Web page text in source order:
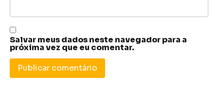
Salvar meus dados neste navegador para a
próxima vez que eu comentar.